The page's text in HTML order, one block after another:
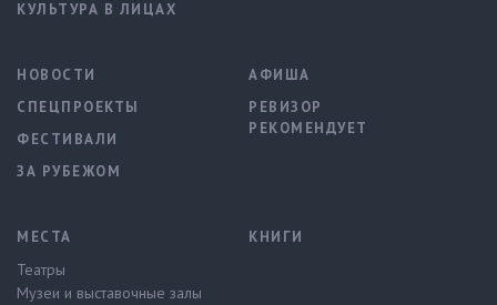
КУЛЬТУРА В ЛИЦАХ
НОВОСТИ
СПЕЦПРОЕКТЫ
ФЕСТИВАЛИ
ЗА РУБЕЖОМ
АФИША
РЕВИЗОР
РЕКОМЕНДУЕТ
МЕСТА
Театры
Музеи и выставочные залы
КНИГИ